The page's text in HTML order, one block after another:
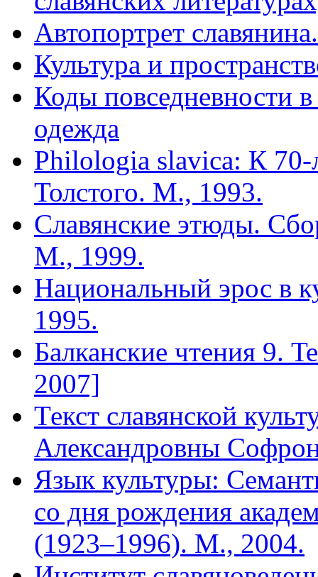
Автопортрет
Культура и
Коды повседневности
одежда
Philologia slavica: К
Толстого. М., 1993.
Славянские этюды.
М., 1999.
Национальный эрос в
1995.
Балканские чтения 9.
2007]
Текст славянской
Александровны
Язык культуры:
со дня рождения
(1923–1996). М., 2004.